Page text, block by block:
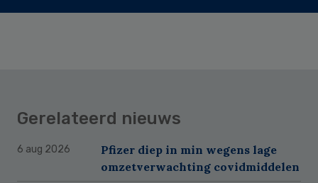
Gerelateerd nieuws
6 aug 2026
Pfizer diep in min wegens lage
omzetverwachting covidmiddelen